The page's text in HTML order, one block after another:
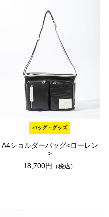
バッグ・グッズ
A4ショルダーバッグ<ローレン
>
18,700円
（税込）